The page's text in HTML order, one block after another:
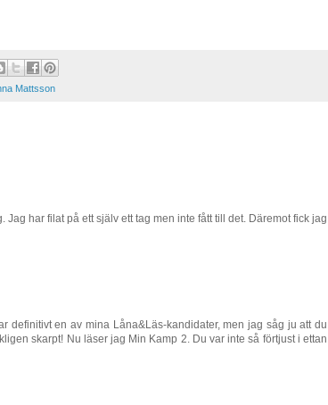
Mattsson
har filat på ett själv ett tag men inte fått till det. Däremot fick jag
definitivt en av mina Låna&Läs-kandidater, men jag såg ju att du
skarpt! Nu läser jag Min Kamp 2. Du var inte så förtjust i ettan